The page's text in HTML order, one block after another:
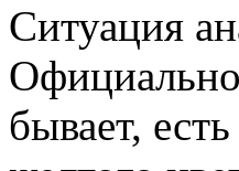
Ситуация
бывает,